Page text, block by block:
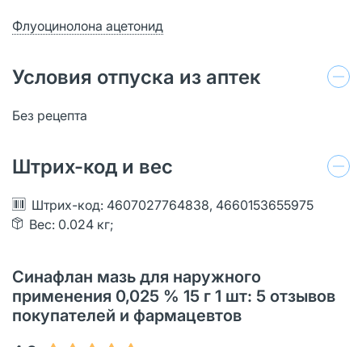
Флуоцинолона ацетонид
Условия отпуска из аптек
Без рецепта
Штрих-код и вес
Штрих-код: 4607027764838, 4660153655975
Вес: 0.024 кг;
Синафлан мазь для наружного
применения 0,025 % 15 г 1 шт: 5 отзывов
покупателей и фармацевтов